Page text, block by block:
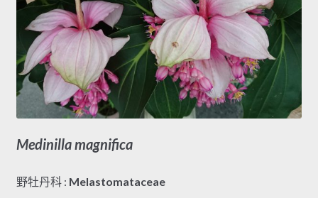
Medinilla magnifica
野牡丹科 : Melastomataceae